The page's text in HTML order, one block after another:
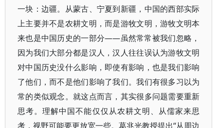
一块：边疆。从蒙古、宁夏到新疆，中国的西部实际
上主要并不是农耕文明，而是游牧文明，游牧文明本
来也是中国历史的一部分——虽然常常被我们忽略，
因为我们大部分都是汉人，汉人往往误认为游牧文明
对中国历史没什么影响，即使有影响，也是我们影响
了他们，而不是他们影响了我们。我们有很多习以为
常的类似观念。就这点而言，其实很多问题需要重新
思考。理解中国不能仅仅从农耕文明、从儒家来思
考，视野可能要更放宽一些。葛兆光教授提出“从周边